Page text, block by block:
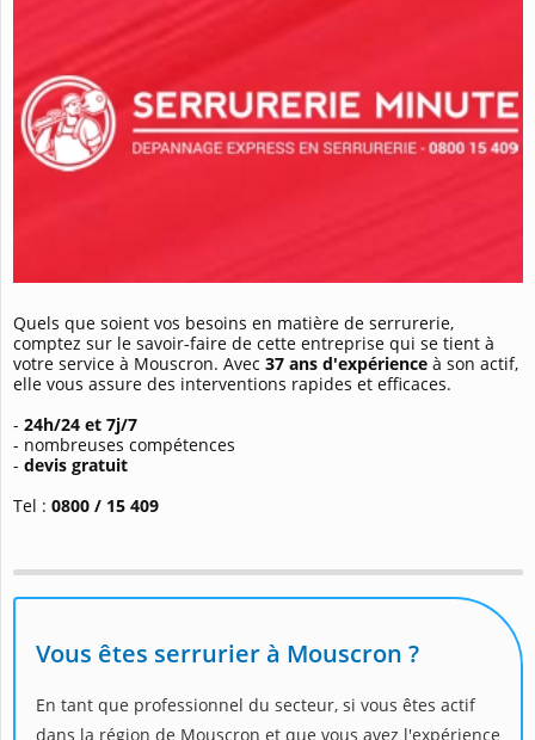
Quels que soient vos besoins en matière de serrurerie,
comptez sur le savoir-faire de cette entreprise qui se tient à
votre service à Mouscron. Avec 37 ans d'expérience à son actif,
elle vous assure des interventions rapides et efficaces.
- 24h/24 et 7j/7
- nombreuses compétences
- devis gratuit
Tel : 0800 / 15 409
Vous êtes serrurier à Mouscron ?
En tant que professionnel du secteur, si vous êtes actif
dans la région de Mouscron et que vous avez l'expérience